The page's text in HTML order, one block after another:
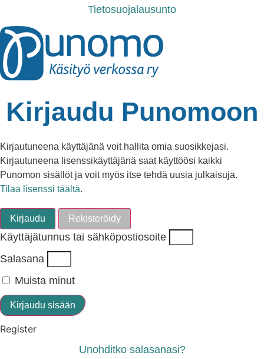
Tietosuojalausunto
Kirjaudu Punomoon
Kirjautuneena käyttäjänä voit hallita omia suosikkejasi.
Kirjautuneena lisenssikäyttäjänä saat käyttöösi kaikki
Punomon sisällöt ja voit myös itse tehdä uusia julkaisuja.
Tilaa lisenssi täältä.
Kirjaudu Rekisteröidy
Käyttäjätunnus tai sähköpostiosoite
Salasana
Muista minut
Kirjaudu sisään
Register
Unohditko salasanasi?